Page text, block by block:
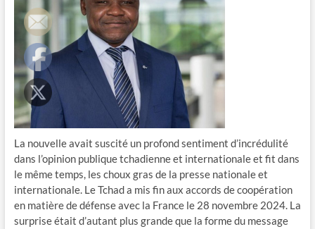
La nouvelle avait suscité un profond sentiment d’incrédulité
dans l’opinion publique tchadienne et internationale et fit dans
le même temps, les choux gras de la presse nationale et
internationale. Le Tchad a mis fin aux accords de coopération
en matière de défense avec la France le 28 novembre 2024. La
surprise était d’autant plus grande que la forme du message